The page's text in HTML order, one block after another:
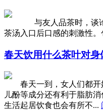
与友人品茶时，谈论茶
茶汤入口后口感的刺激性
春天饮用什么茶叶对身
春天一到，女人们都开始
儿酚等成分还有利于脂肪
生活起居饮食也会有所不...